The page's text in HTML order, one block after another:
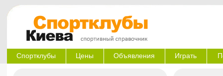
Спортклубы Цены Объявления Играть